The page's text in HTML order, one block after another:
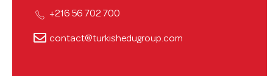
700 702 56 216+
contact@turkishedugroup.com